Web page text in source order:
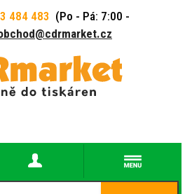
484 483 (Po - Pá: 7:00 -